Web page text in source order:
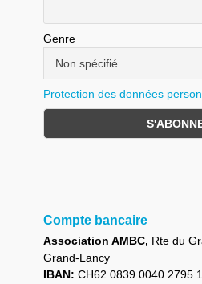
Genre
Protection des données
Compte bancaire
Association AMBC, Rte du
Grand-Lancy
IBAN: CH62 0839 0040 2795